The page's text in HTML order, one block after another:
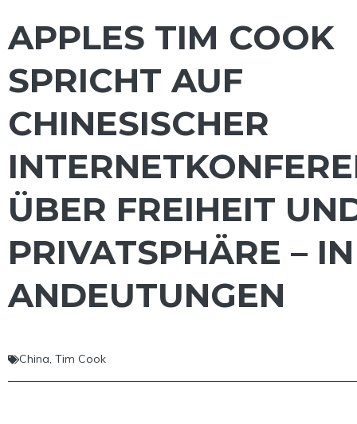
APPLES TIM COOK
SPRICHT AUF
CHINESISCHER
ÜBER FREIHEIT
PRIVATSPHÄRE – IN
ANDEUTUNGEN
China, Tim Cook